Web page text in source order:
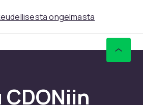
ongelmasta